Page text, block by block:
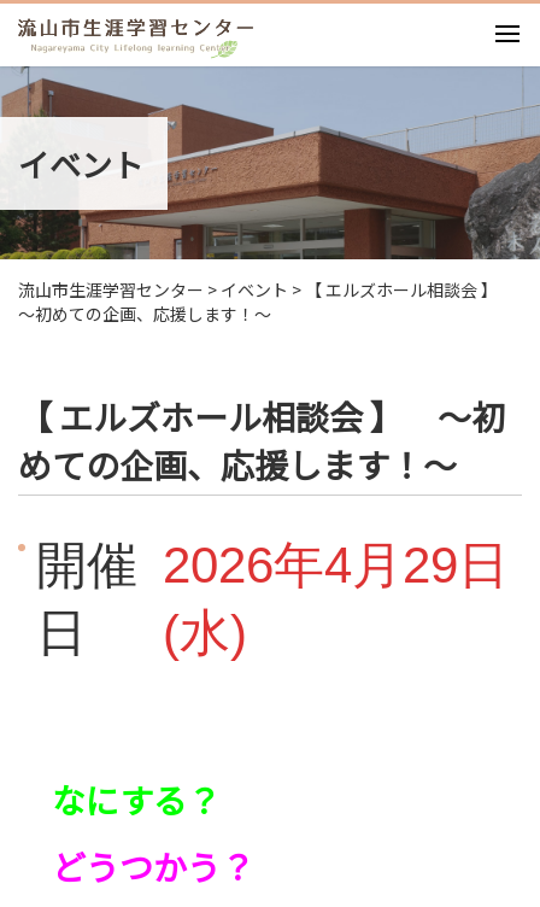
施設紹介
利用案内
利用料・図面
イベント
講座・ワークショップ
アクセス
イベント
流山市生涯学習センター > イベント > 【 エルズホール相談会 】
～初めての企画、応援します！～
【 エルズホール相談会 】 ～初
めての企画、応援します！～
開催
日
2026年4月29日
(水)
なにする？
どうつかう？